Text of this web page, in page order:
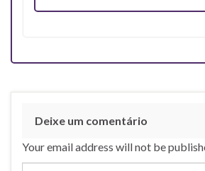
Deixe um comentário
Your email address will not be